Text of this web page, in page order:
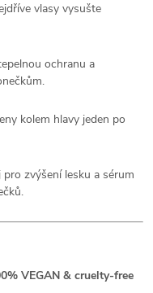
vlasy vysušte
ochranu a
kolem hlavy jeden po
zvýšení lesku a sérum
VEGAN & cruelty-free